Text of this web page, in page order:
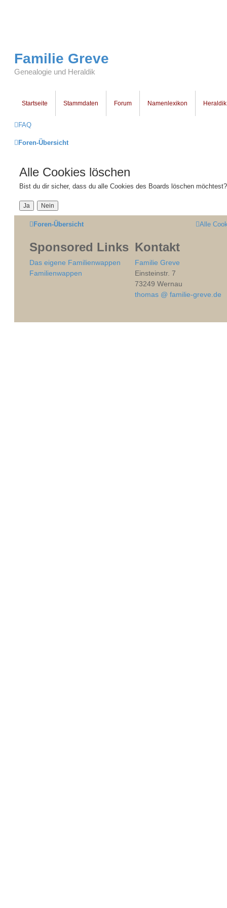
Familie Greve
Genealogie und Heraldik
Startseite Stammdaten Forum Namenlexikon Heraldik
FAQ
Foren-Übersicht
Alle Cookies löschen
Bist du dir sicher, dass du alle Cookies des Boards löschen möchtest?
Foren-Übersicht Alle
Sponsored Links
Das eigene Familienwappen
Familienwappen
Kontakt
Familie Greve
Einsteinstr. 7
73249 Wernau
thomas @ familie-greve.de